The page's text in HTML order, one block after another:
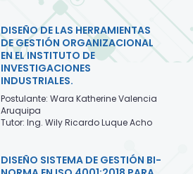
DISEÑO DE LAS HERRAMIENTAS
DE GESTIÓN ORGANIZACIONAL
EN EL INSTITUTO DE
INVESTIGACIONES
INDUSTRIALES.
Postulante: Wara Katherine Valencia
Aruquipa
Tutor: Ing. Wily Ricardo Luque Acho
DISEÑO SISTEMA DE GESTIÓN BI-